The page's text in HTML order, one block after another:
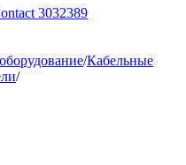
3032389
/Кабельные
/